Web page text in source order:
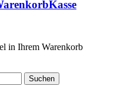
Kasse
in Ihrem Warenkorb